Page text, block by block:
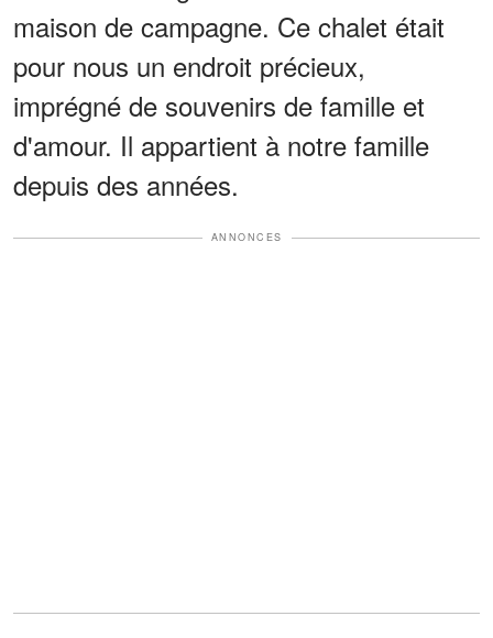
maison de campagne. Ce chalet était
pour nous un endroit précieux,
imprégné de souvenirs de famille et
d'amour. Il appartient à notre famille
depuis des années.
ANNONCES